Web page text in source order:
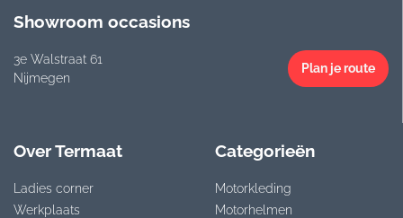
Showroom occasions
3e Walstraat 61
Nijmegen
Plan je route
Over Termaat
Ladies corner
Werkplaats
Categorieën
Motorkleding
Motorhelmen